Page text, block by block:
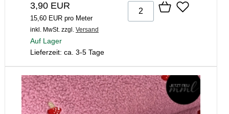
3,90 EUR
15,60 EUR pro Meter
inkl. MwSt. zzgl. Versand
Auf Lager
Lieferzeit: ca. 3-5 Tage